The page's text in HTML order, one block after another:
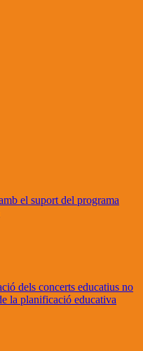
el suport del programa
dels concerts educatius no
la planificació educativa